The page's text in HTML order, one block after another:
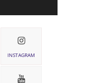
INSTAGRAM